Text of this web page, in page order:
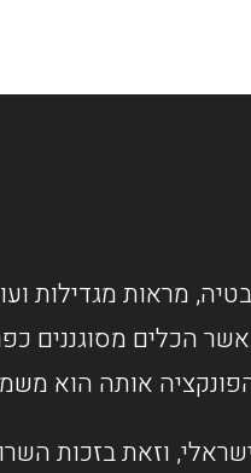
מראות מגדילות
הכלים מסוגננים
אותה הוא
וזאת בזכות